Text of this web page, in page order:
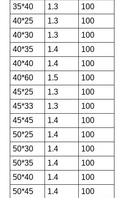
35*40
1.3
100
40*25
1.3
100
40*30
1.3
100
40*35
1.4
100
40*40
1.4
100
40*60
1.5
100
45*25
1.3
100
45*33
1.3
100
45*45
1.4
100
50*25
1.4
100
50*30
1.4
100
50*35
1.4
100
50*40
1.4
100
50*45
1.4
100